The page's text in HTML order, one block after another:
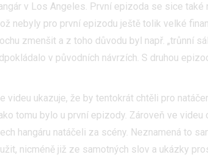
v Los Angeles. První epizoda se sice také
nebyly pro první epizodu ještě tolik velké
zmenšit a z toho důvodu byl např. „trůnní
v původních návrzích. S druhou
videu ukazuje, že by tentokrát chtěli pro
tomu bylo u první epizody. Zároveň ve videu
hangáru natáčeli za scény. Neznamená to
nicméně již ze samotných slov a ukázky